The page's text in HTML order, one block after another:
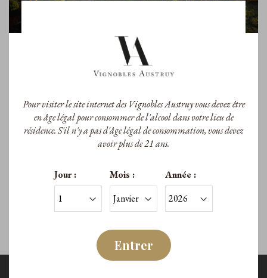
Pour visiter le site internet des Vignobles Austruy vous devez être
en âge légal pour consommer de l'alcool dans votre lieu de
résidence. S'il n'y a pas d'âge légal de consommation, vous devez
avoir plus de 21 ans.
Jour : Mois : Année :
Entrer
Le Clos Peyrassol
Le Clos Peyrassol Rouge 2022
A.O.P. Côtes de Provence
133,00 €/Magnum